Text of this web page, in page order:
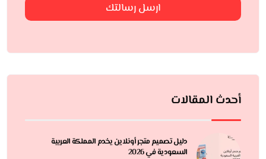
ارسل رسالتك
أحدث المقالات
دليل تصميم متجر أونلاين يخدم المملكة العربية
السعودية في 2026